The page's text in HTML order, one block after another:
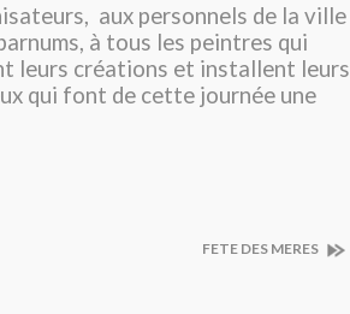
aux personnels de la ville
à tous les peintres qui
leurs créations et installent leurs
qui font de cette journée une
FETE DES MERES